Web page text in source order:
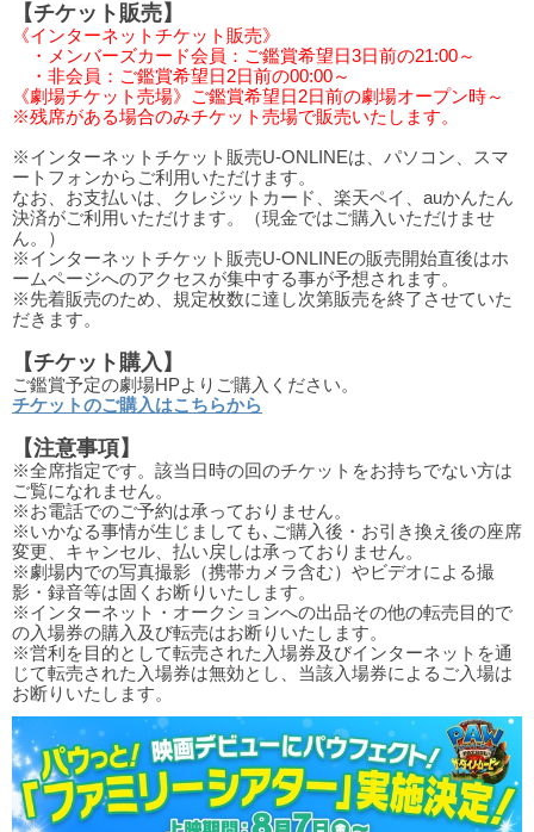
【チケット販売】
《インターネットチケット販売》
・メンバーズカード会員：ご鑑賞希望日3日前の21:00～
・非会員：ご鑑賞希望日2日前の00:00～
《劇場チケット売場》ご鑑賞希望日2日前の劇場オープン時～
※残席がある場合のみチケット売場で販売いたします。
※インターネットチケット販売U-ONLINEは、パソコン、スマ
ートフォンからご利用いただけます。
なお、お支払いは、クレジットカード、楽天ペイ、auかんたん
決済がご利用いただけます。（現金ではご購入いただけませ
ん。）
※インターネットチケット販売U-ONLINEの販売開始直後はホ
ームページへのアクセスが集中する事が予想されます。
※先着販売のため、規定枚数に達し次第販売を終了させていた
だきます。
【チケット購入】
ご鑑賞予定の劇場HPよりご購入ください。
チケットのご購入はこちらから
【注意事項】
※全席指定です。該当日時の回のチケットをお持ちでない方は
ご覧になれません。
※お電話でのご予約は承っておりません。
※いかなる事情が生じましても､ご購入後・お引き換え後の座席
変更、キャンセル、払い戻しは承っておりません。
※劇場内での写真撮影（携帯カメラ含む）やビデオによる撮
影・録音等は固くお断りいたします。
※インターネット・オークションへの出品その他の転売目的で
の入場券の購入及び転売はお断りいたします。
※営利を目的として転売された入場券及びインターネットを通
じて転売された入場券は無効とし、当該入場券によるご入場は
お断りいたします。